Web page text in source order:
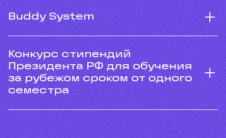
Buddy System
Конкурс стипендий
Президента РФ для обучения
за рубежом сроком от одного
семестра